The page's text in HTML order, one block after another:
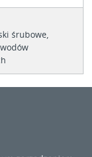
śrubowe,